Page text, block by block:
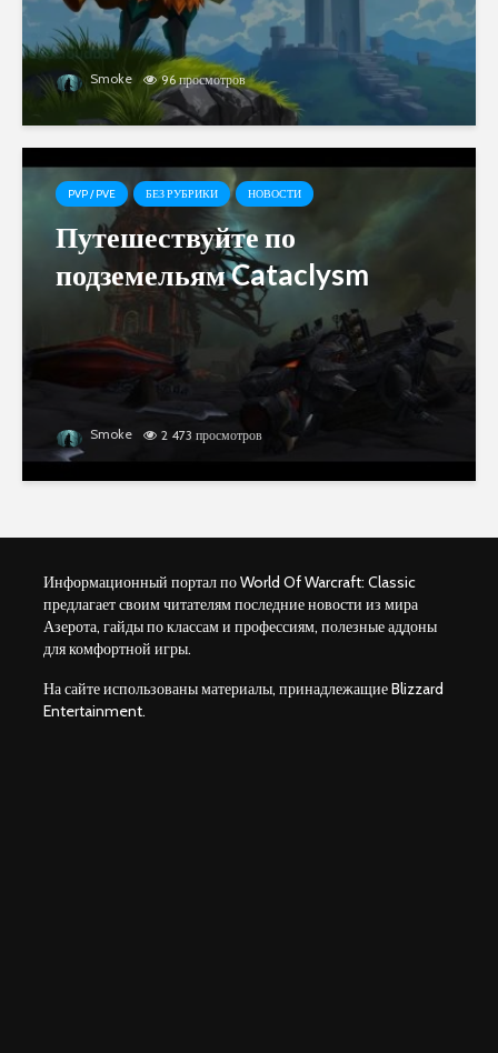
Smoke 96 просмотров
PVP / PVE БЕЗ РУБРИКИ НОВОСТИ
Путешествуйте по
подземельям Cataclysm
Smoke 2 473 просмотров
Информационный портал по World Of Warcraft: Classic
предлагает своим читателям последние новости из мира
Азерота, гайды по классам и профессиям, полезные аддоны
для комфортной игры.
На сайте использованы материалы, принадлежащие Blizzard
Entertainment.